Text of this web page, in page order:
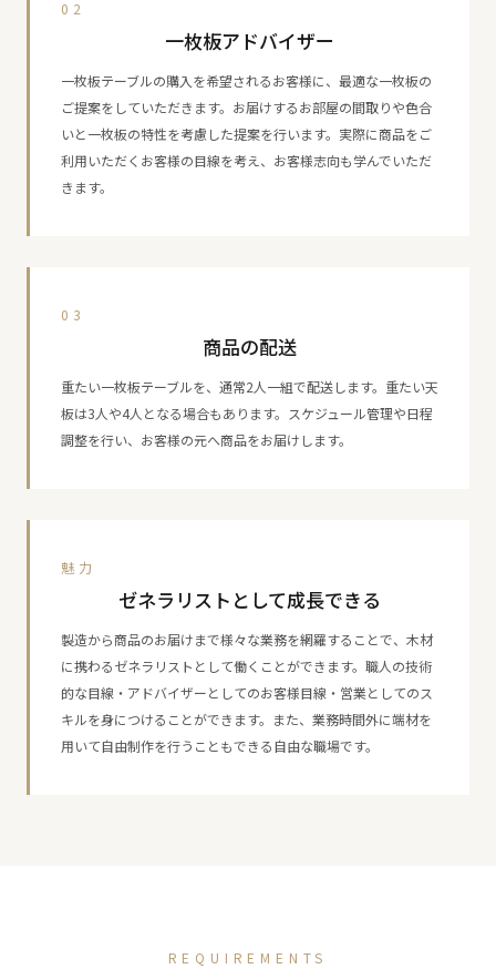
02
一枚板アドバイザー
一枚板テーブルの購入を希望されるお客様に、最適な一枚板の
ご提案をしていただきます。お届けするお部屋の間取りや色合
いと一枚板の特性を考慮した提案を行います。実際に商品をご
利用いただくお客様の目線を考え、お客様志向も学んでいただ
きます。
03
商品の配送
重たい一枚板テーブルを、通常2人一組で配送します。重たい天
板は3人や4人となる場合もあります。スケジュール管理や日程
調整を行い、お客様の元へ商品をお届けします。
魅力
ゼネラリストとして成長できる
製造から商品のお届けまで様々な業務を網羅することで、木材
に携わるゼネラリストとして働くことができます。職人の技術
的な目線・アドバイザーとしてのお客様目線・営業としてのス
キルを身につけることができます。また、業務時間外に端材を
用いて自由制作を行うこともできる自由な職場です。
REQUIREMENTS